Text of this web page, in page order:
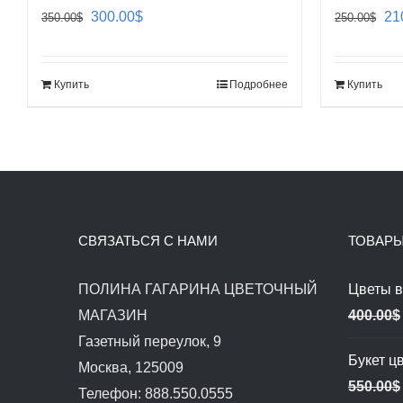
350.00$ Первоначальная
300.00$Текущая
Купить Подробнее
250.00$
Купить
СВЯЗАТЬСЯ С НАМИ
ПОЛИНА ГАГАРИНА ЦВЕТОЧНЫЙ
МАГАЗИН
Газетный переулок, 9
Москва, 125009
Телефон: 888.550.0555
ТОВАРЫ
Цветы
400.00$
Букет
550.00$